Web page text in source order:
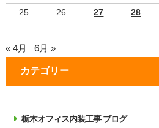
25
26 27 28
« 4月 6月 »
カテゴリー
栃木オフィス内装工事 ブログ